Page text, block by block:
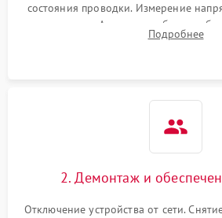
состояния проводки. Измерение
колодке. Анализ жалоб на
конвекцией, панелью управления или
Подробнее
2. Демонтаж и
Отключение устройства от сети.